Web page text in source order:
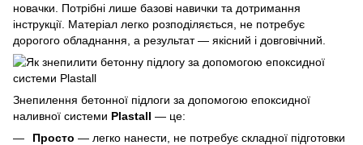
новачки. Потрібні лише базові навички та дотримання
інструкції. Матеріал легко розподіляється, не потребує
дорогого обладнання, а результат — якісний і довговічний.
Знепилення бетонної підлоги за допомогою епоксидної
наливної системи Plastall — це:
Просто — легко нанести, не потребує складної підготовки